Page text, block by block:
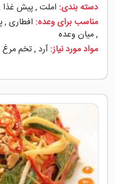
دسته بندی: املت ,پیش غذا
مناسب برای وعده: افطاری ,
,میان وعده
مواد مورد نیاز: آرد ,تخم مرغ